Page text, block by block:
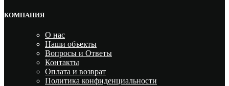
КОМПАНИЯ
О нас
Наши объекты
Вопросы и Ответы
Контакты
Оплата и возврат
Политика конфиденциальности